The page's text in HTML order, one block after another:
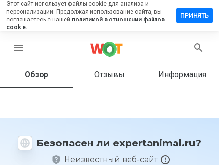
menu
Обзор Отзывы Информация
Безопасен ли expertanimal.ru?
Неизвестный веб-сайт
на
Как бы
этот
1 до 5?
Этот сайт использует файлы cookie для анализа и
персонализации. Продолжая использование сайта, вы
соглашаетесь с нашей политикой в отношении файлов
cookie.
ПРИНЯТЬ